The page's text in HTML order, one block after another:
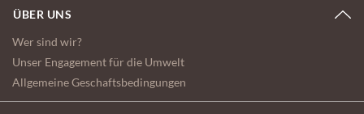
ÜBER UNS
Wer sind wir?
Unser Engagement für die Umwelt
Allgemeine Geschaftsbedingungen